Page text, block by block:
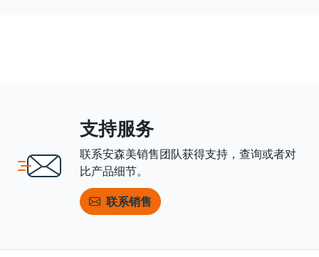
支持服务
联系安森美销售团队获得支持，查询或者对
比产品细节。
联系销售